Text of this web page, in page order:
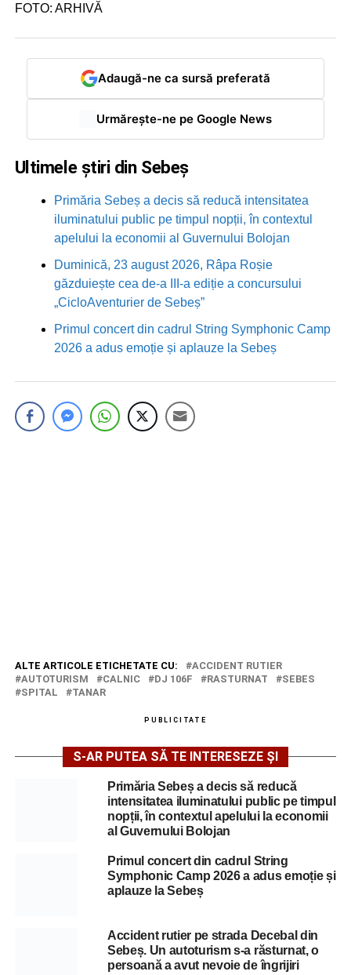
FOTO: ARHIVĂ
Adaugă-ne ca sursă preferată
Urmărește-ne pe Google News
Ultimele știri din Sebeș
Primăria Sebeș a decis să reducă intensitatea
iluminatului public pe timpul nopții, în contextul
apelului la economii al Guvernului Bolojan
Duminică, 23 august 2026, Râpa Roșie
găzduiește cea de-a III-a ediție a concursului
„CicloAventurier de Sebeș”
Primul concert din cadrul String Symphonic Camp
2026 a adus emoție și aplauze la Sebeș
ALTE ARTICOLE ETICHETATE CU:
ACCIDENT RUTIER
AUTOTURISM
CALNIC DJ 106F RASTURNAT
SEBES
SPITAL
TANAR
PUBLICITATE
S-AR PUTEA SĂ TE INTERESEZE ȘI
Primăria Sebeș a decis să reducă
intensitatea iluminatului public pe timpul
nopții, în contextul apelului la economii
al Guvernului Bolojan
Primul concert din cadrul String
Symphonic Camp 2026 a adus emoție și
aplauze la Sebeș
Accident rutier pe strada Decebal din
Sebeș. Un autoturism s-a răsturnat, o
persoană a avut nevoie de îngrijiri